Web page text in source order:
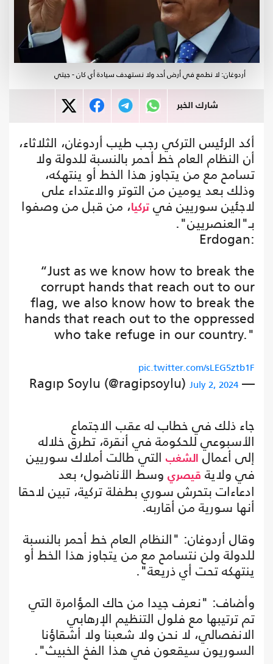
أردوغان: لا نطمع في أرض أحد ولا نستهدف سيادة أي كان - جيتي
شارك الخبر
أكد الرئيس التركي رجب طيب أردوغان، الثلاثاء،
أن النظام العام خط أحمر بالنسبة للدولة ولا
تسامح مع من يتجاوز هذا الخط أو ينتهكه،
وذلك بعد يومين من التوتر والاعتداء على
لاجئين سوريين في تركيا، من قبل من وصفوا
بـ"العنصريين".
Erdogan:
“Just as we know how to break the
corrupt hands that reach out to our
flag, we also know how to break the
hands that reach out to the oppressed
who take refuge in our country."
pic.twitter.com/sLEG5ztb1F
— Ragıp Soylu (@ragipsoylu)
July 2, 2024
جاء ذلك في خطاب له عقب الاجتماع
الأسبوعي للحكومة في أنقرة، تطرق خلاله
إلى أعمال الشغب التي طالت أملاك سوريين
في ولاية قيصري
وسط الأناضول٬ بعد
ادعاءات بتحرش سوري بطفلة تركية، تبين لاحقا
أنها سورية من أقاربه.
وقال أردوغان: "النظام العام خط أحمر بالنسبة
للدولة ولن نتسامح مع من يتجاوز هذا الخط أو
ينتهكه تحت أي ذريعة".
وأضاف: "نعرف جيدا من حاك المؤامرة التي
تم ترتيبها مع فلول التنظيم الإرهابي
الانفصالي، لا نحن ولا شعبنا ولا أشقاؤنا
السوريون سيقعون في هذا الفخ الخبيث".